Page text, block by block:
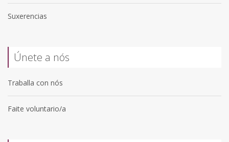
Suxerencias
Únete a nós
Traballa con nós
Faite voluntario/a